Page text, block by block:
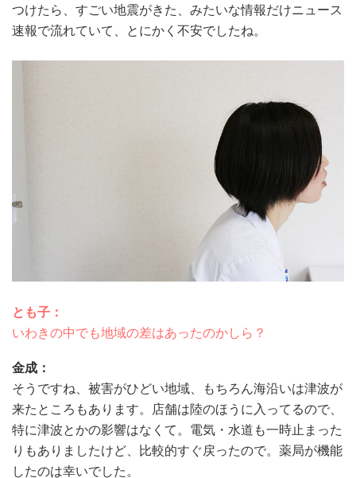
つけたら、すごい地震がきた、みたいな情報だけニュース
速報で流れていて、とにかく不安でしたね。
とも子：
いわきの中でも地域の差はあったのかしら？
金成：
そうですね、被害がひどい地域、もちろん海沿いは津波が
来たところもあります。店舗は陸のほうに入ってるので、
特に津波とかの影響はなくて。電気・水道も一時止まった
りもありましたけど、比較的すぐ戻ったので。薬局が機能
したのは幸いでした。